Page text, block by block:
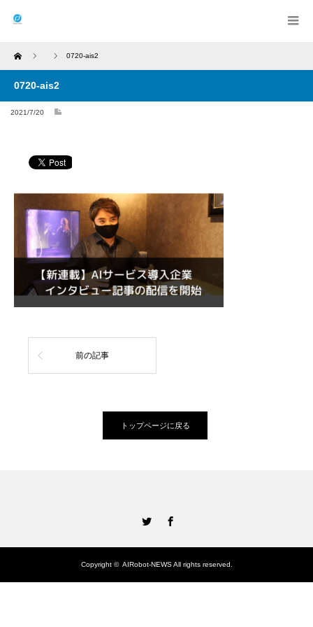
Home 0720-ais2
0720-ais2
2021/7/20
前の記事
トップページに戻る
Copyright © AIRobot-NEWSAll rights reserved.